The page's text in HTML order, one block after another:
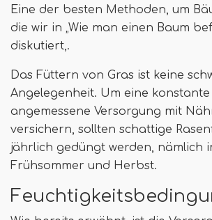
Eine der besten Methoden, um
die wir in „Wie man einen Baum
diskutiert,.
Das Füttern von Gras ist keine
Angelegenheit. Um eine
angemessene Versorgung mit
versichern, sollten schattige
jährlich gedüngt werden, nämlich
Frühsommer und Herbst.